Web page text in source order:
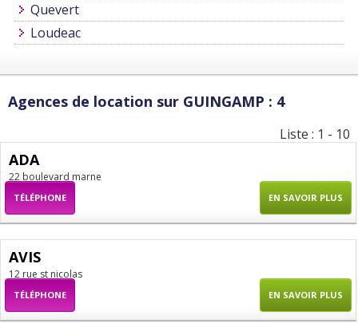
Quevert
Loudeac
Agences de location sur GUINGAMP : 4
Liste : 1 - 10
ADA
22 boulevard marne
TÉLÉPHONE EN SAVOIR PLUS
AVIS
12 rue st nicolas
TÉLÉPHONE EN SAVOIR PLUS